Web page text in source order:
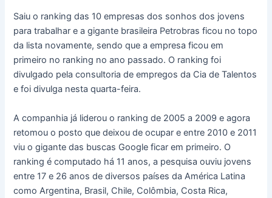
Saiu o ranking das 10 empresas dos sonhos dos jovens
para trabalhar e a gigante brasileira Petrobras ficou no topo
da lista novamente, sendo que a empresa ficou em
primeiro no ranking no ano passado. O ranking foi
divulgado pela consultoria de empregos da Cia de Talentos
e foi divulga nesta quarta-feira.
A companhia já liderou o ranking de 2005 a 2009 e agora
retomou o posto que deixou de ocupar e entre 2010 e 2011
viu o gigante das buscas Google ficar em primeiro. O
ranking é computado há 11 anos, a pesquisa ouviu jovens
entre 17 e 26 anos de diversos países da América Latina
como Argentina, Brasil, Chile, Colômbia, Costa Rica,